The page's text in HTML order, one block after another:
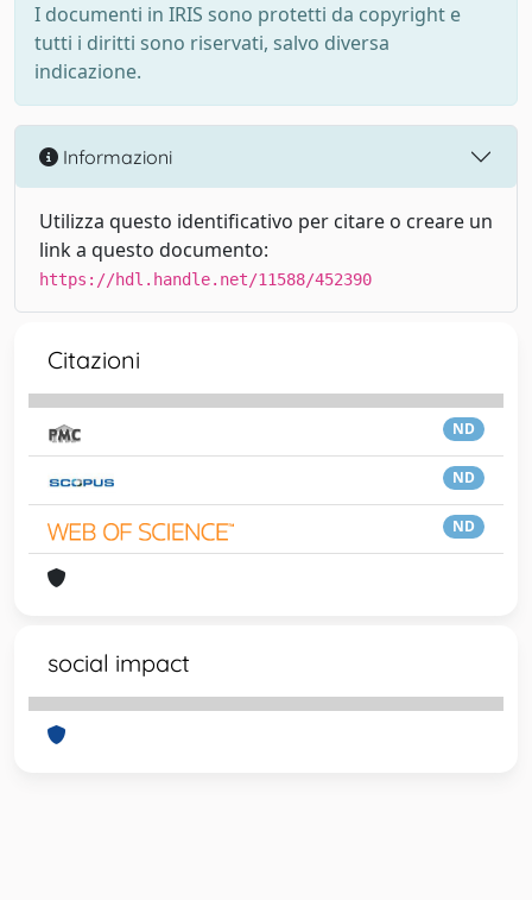
I documenti in IRIS sono protetti da copyright e
tutti i diritti sono riservati, salvo diversa
indicazione.
Informazioni
Utilizza questo identificativo per citare o creare un
link a questo documento:
https://hdl.handle.net/11588/452390
Citazioni
ND
ND
ND
social impact